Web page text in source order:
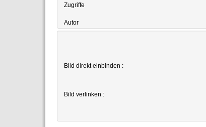
Zugriffe
Autor
Bild direkt einbinden :
Bild verlinken :